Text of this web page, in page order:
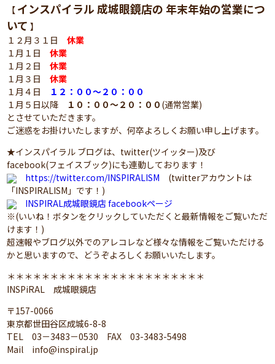
【 インスパイラル 成城眼鏡店の 年末年始の営業につ
いて 】
１２月３１日休業
１月１日休業
１月２日休業
１月３日休業
１月４日
１２：００～２０：００
１月５日以降
１０：００～２０：００ (通常営業)
とさせていただきます。
ご迷惑をお掛けいたしますが、何卒よろしくお願い申し上げます。
★インスパイラル ブログは、twitter(ツイッター)及び
facebook(フェイスブック)にも連動しております！
https://twitter.com/INSPIRALISM (twitterアカウントは
「INSPIRALISM」です！)
INSPIRAL成城眼鏡店 facebookページ
※(いいね！ボタンをクリックしていただくと最新情報をご覧いただ
けます！)
超速報やブログ以外でのアレコレなど様々な情報をご覧いただける
かと思いますので、どうぞよろしくお願いいたします。
＊＊＊＊＊＊＊＊＊＊＊＊＊＊＊＊＊＊＊＊＊＊＊
INSPiRAL 成城眼鏡店
〒157-0066
東京都世田谷区成城6-8-8
TEL 03－3483－0530 FAX 03-3483-5498
Mail info@inspiral.jp